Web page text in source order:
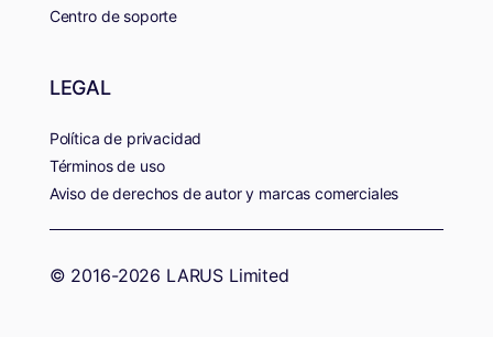
Centro de soporte
LEGAL
Política de privacidad
Términos de uso
Aviso de derechos de autor y marcas comerciales
© 2016-2026 LARUS Limited